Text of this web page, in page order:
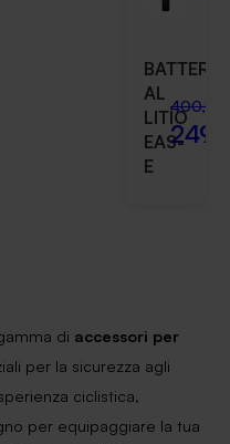
BATTERIA
AL
LITIO
EAS-
E
400,00
di accessori per
per la sicurezza agli
ciclistica,
per equipaggiare la tua